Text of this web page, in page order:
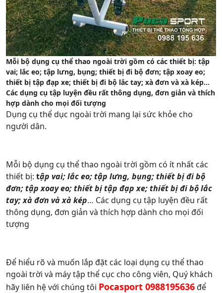
Mỗi bộ dụng cụ thể thao ngoài trời gồm có các thiết bị: tập
vai; lắc eo; tập lưng, bụng; thiết bị đi bộ đơn; tập xoay eo;
thiết bị tập đạp xe; thiết bị đi bộ lắc tay; xà đơn và xà kép…
Các dụng cụ tập luyện đều rất thông dụng, đơn giản và thích
hợp dành cho mọi đối tượng
Dụng cụ thể dục ngoài trời mang lại sức khỏe cho
người dân.
Mỗi bộ dụng cụ thể thao ngoài trời gồm có ít nhất các
thiết bị: tập vai; lắc eo; tập lưng, bụng; thiết bị đi bộ
đơn; tập xoay eo; thiết bị tập đạp xe; thiết bị đi bộ lắc
tay; xà đơn và xà kép… Các dụng cụ tập luyện đều rất
thông dụng, đơn giản và thích hợp dành cho mọi đối
tượng
Để hiểu rõ và muốn lắp đặt các loại dụng cụ thể thao
ngoài trời và máy tập thể cục cho công viên, Quý khách
hãy liên hệ với chúng tôi Pocasport 0988195636để